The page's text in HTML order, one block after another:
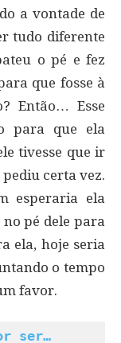
a vontade de
tudo diferente
o pé e fez
que fosse à
Então… Esse
para que ela
tivesse que ir
certa vez.
esperaria ela
pé dele para
ela, hoje seria
o tempo
favor.
ser…